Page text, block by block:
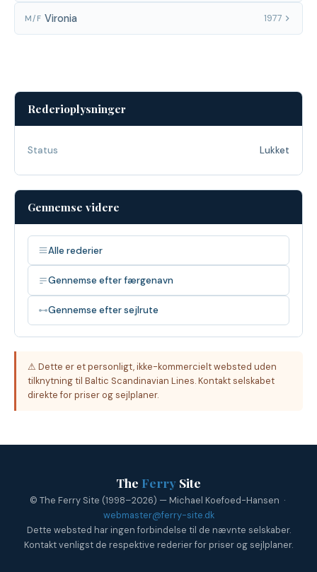
M/F Vironia 1977
Rederioplysninger
Status Lukket
Gennemse videre
Alle rederier
Gennemse efter færgenavn
Gennemse efter sejlrute
⚠ Dette er et personligt, ikke-kommercielt websted uden
tilknytning til Baltic Scandinavian Lines. Kontakt selskabet
direkte for priser og sejlplaner.
The Ferry Site
© The Ferry Site (1998–2026) — Michael Koefoed-Hansen ·
webmaster@ferry-site.dk
Dette websted har ingen forbindelse til de nævnte selskaber.
Kontakt venligst de respektive rederier for priser og sejlplaner.